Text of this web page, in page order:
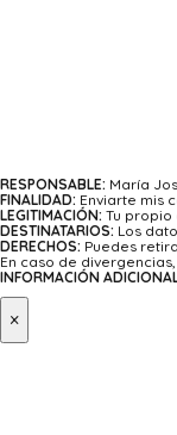
RESPONSABLE: María
FINALIDAD: Enviarte mis
LEGITIMACIÓN: Tu propio
DESTINATARIOS: Los
DERECHOS: Puedes
En caso de
INFORMACIÓN
×